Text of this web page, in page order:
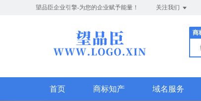
望品臣企业引擎-为您的企业赋予能量！ 关注我们
商
首页 商标知产 域名服务